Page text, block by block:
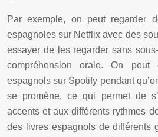
Par exemple, on peut regarder
espagnoles sur Netflix avec des
essayer de les regarder sans
compréhension orale. On peut
espagnols sur Spotify pendant
se promène, ce qui permet de
accents et aux différents rythmes
des livres espagnols de différents